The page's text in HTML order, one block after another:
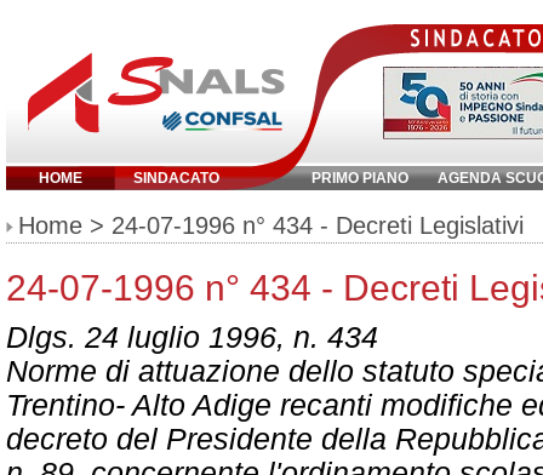
HOME SINDACATO PRIMO PIANO AGENDA
Inserisci parola chiave:
Home > 24-07-1996 n° 434 - Decreti Legislativi
24-07-1996 n° 434 - Decreti
Dlgs. 24 luglio 1996, n. 434
Norme di attuazione dello statuto
Trentino- Alto Adige recanti modifiche
decreto del Presidente della